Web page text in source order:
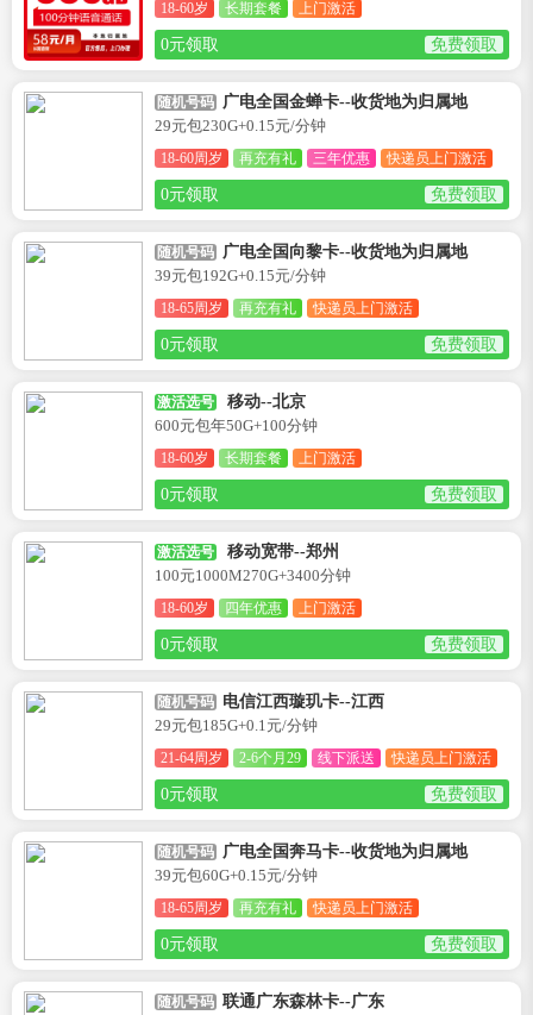
18-60岁 长期套餐 上门激活
0元领取 免费领取
随机号码 广电全国金蝉卡--收货地为归属地
29元包230G+0.15元/分钟
18-60周岁 再充有礼 三年优惠 快递员上门激活
0元领取 免费领取
随机号码 广电全国向黎卡--收货地为归属地
39元包192G+0.15元/分钟
18-65周岁 再充有礼 快递员上门激活
0元领取 免费领取
激活选号
移动--北京
600元包年50G+100分钟
18-60岁 长期套餐 上门激活
0元领取 免费领取
激活选号
移动宽带--郑州
100元1000M270G+3400分钟
18-60岁 四年优惠 上门激活
0元领取 免费领取
随机号码 电信江西璇玑卡--江西
29元包185G+0.1元/分钟
21-64周岁 2-6个月29 线下派送 快递员上门激活
0元领取 免费领取
随机号码 广电全国奔马卡--收货地为归属地
39元包60G+0.15元/分钟
18-65周岁 再充有礼 快递员上门激活
0元领取 免费领取
随机号码 联通广东森林卡--广东